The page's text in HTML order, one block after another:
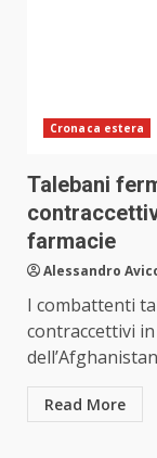
Cronaca estera
Talebani
farmacie
Alessandro
I combattenti
contraccettivi
Read More